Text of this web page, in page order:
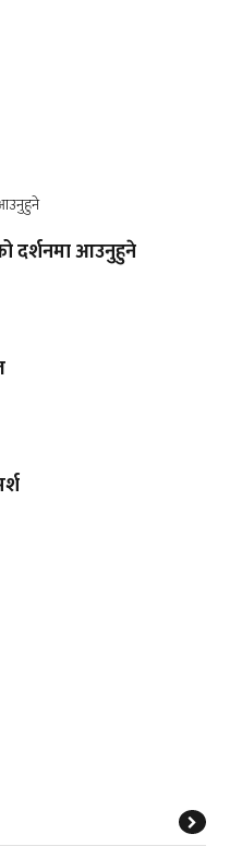
दर्शनमा आउनुहुने